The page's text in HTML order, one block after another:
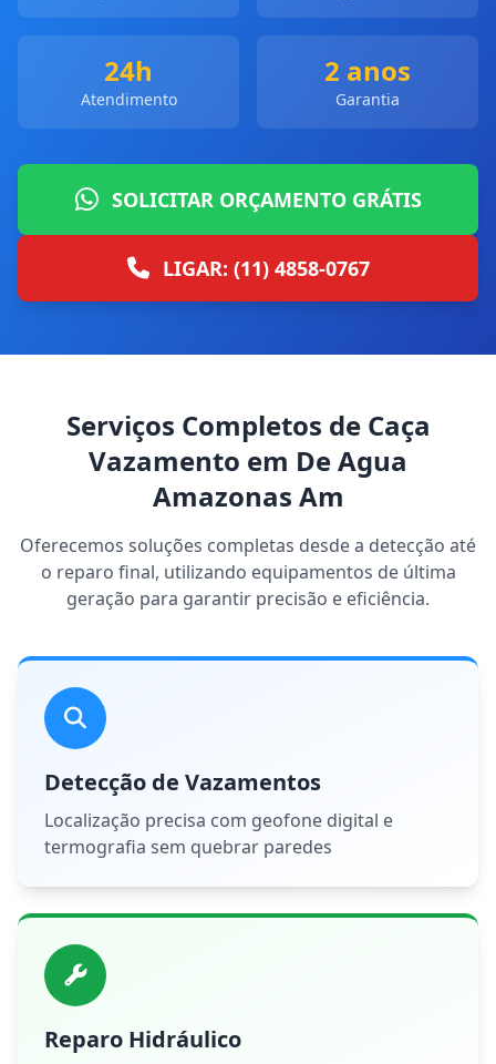
24h
Atendimento
2 anos
Garantia
SOLICITAR ORÇAMENTO GRÁTIS
LIGAR: (11) 4858-0767
Serviços Completos de Caça
Vazamento em De Agua
Amazonas Am
Oferecemos soluções completas desde a detecção até
o reparo final, utilizando equipamentos de última
geração para garantir precisão e eficiência.
Detecção de Vazamentos
Localização precisa com geofone digital e
termografia sem quebrar paredes
Reparo Hidráulico